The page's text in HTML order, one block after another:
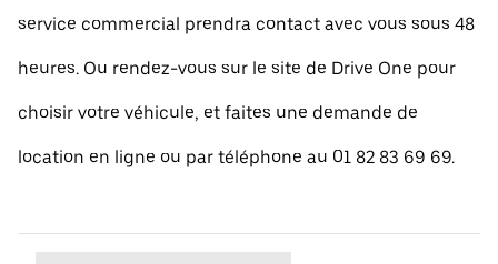
service commercial prendra contact avec vous sous 48
heures. Ou rendez-vous sur le site de Drive One pour
choisir votre véhicule, et faites une demande de
location en ligne ou par téléphone au 01 82 83 69 69.